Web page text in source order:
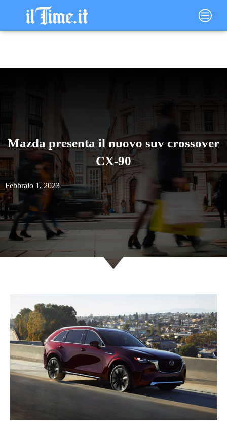
contenuto
Main
Menu
Mazda presenta il nuovo suv crossover
CX-90
Febbraio 1, 2023